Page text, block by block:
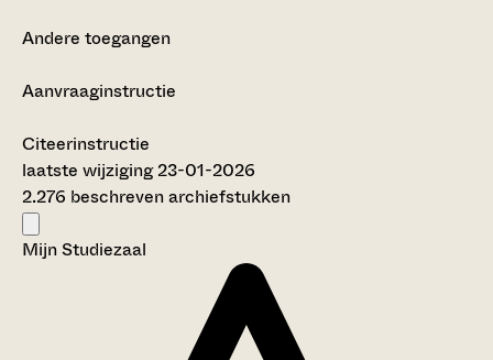
Andere toegangen
Aanvraaginstructie
Citeerinstructie
laatste wijziging 23-01-2026
2.276 beschreven archiefstukken
Mijn Studiezaal